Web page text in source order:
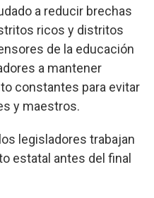
a reducir brechas
ricos y distritos
de la educación
a mantener
constantes para evitar
y maestros.
legisladores trabajan
estatal antes del final